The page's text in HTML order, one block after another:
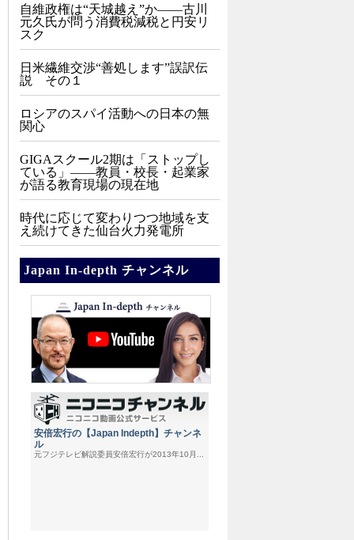
自維政権は“天城越え”か――古川
元久氏が問う消費税減税と円安リ
スク
日米繊維交渉“善処します”誤訳伝
説 その１
ロシアのスパイ活動への日本の無
関心
GIGAスクール2期は「ストップし
ている」——教員・校長・起業家
が語る教育現場の現在地
時代に応じて変わりつつ地域を支
え続けてきた仙台火力発電所
Japan In-depth チャンネル